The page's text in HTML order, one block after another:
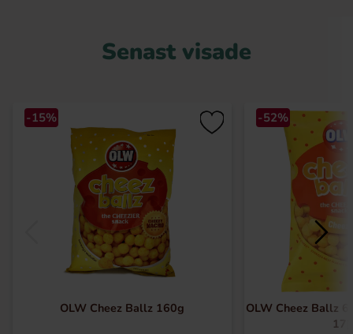
Senast visade
-15%
OLW Cheez Ballz 160g
-52%
OLW Cheez Ballz
17)